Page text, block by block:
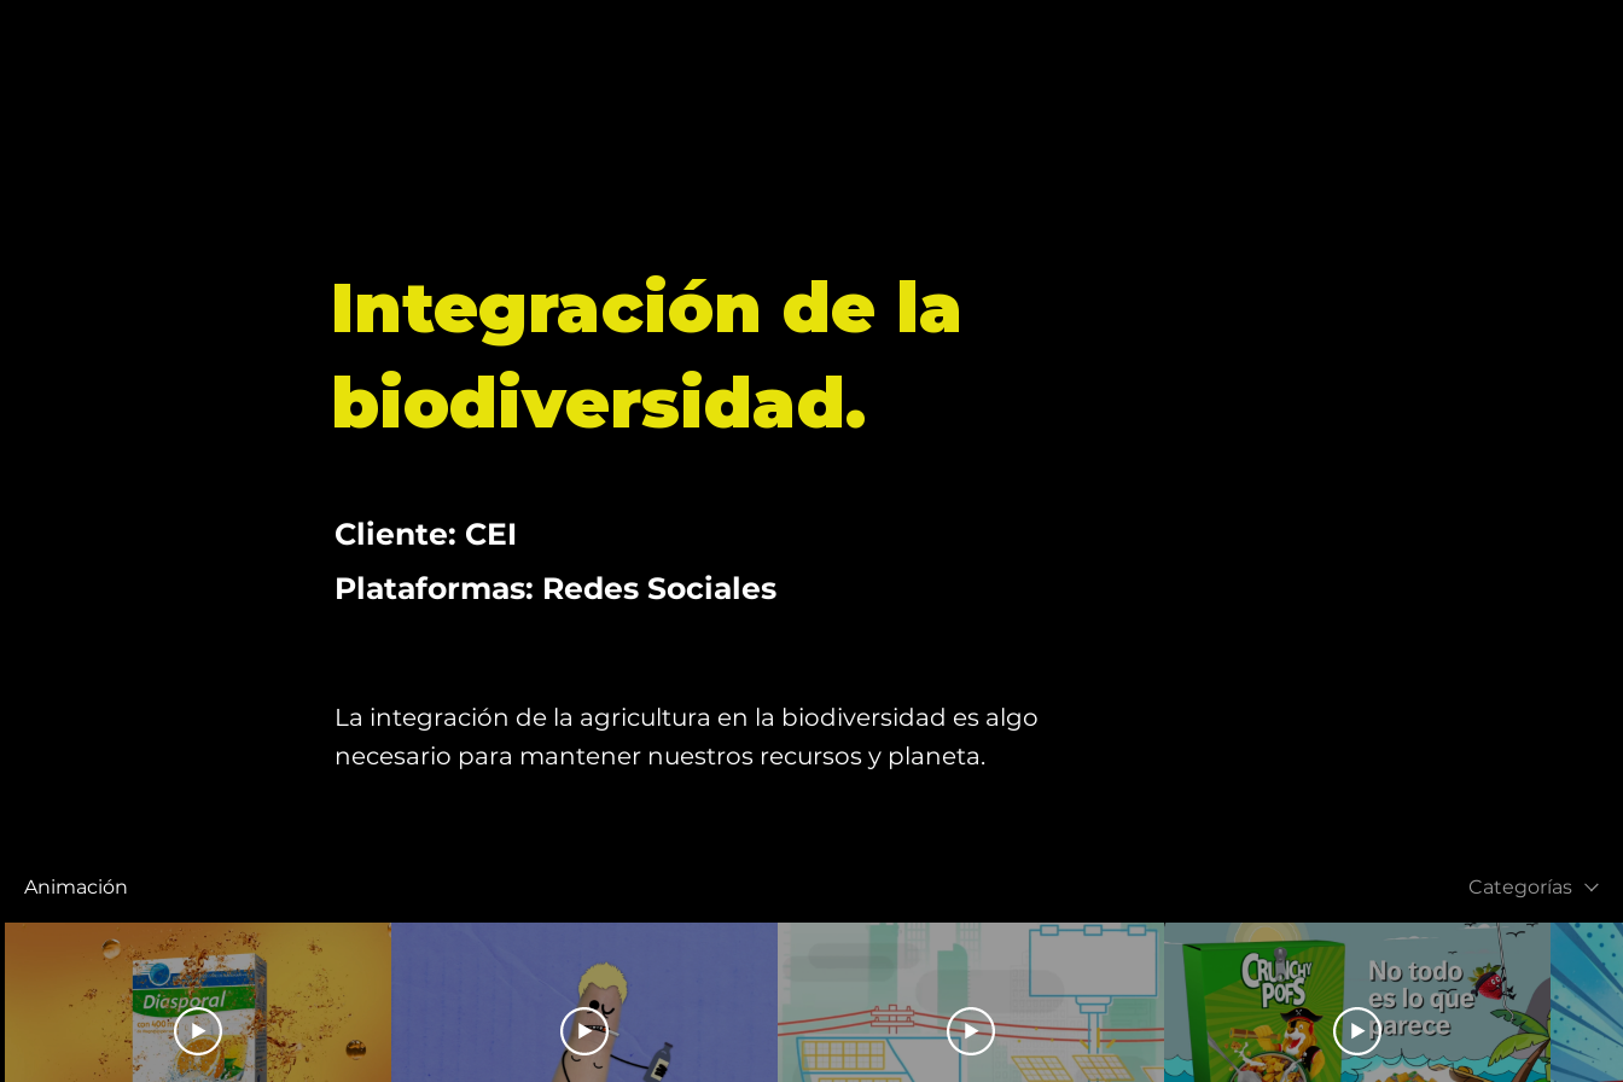
Integración de la
biodiversidad.
Cliente: CEI
Plataformas: Redes Sociales
La integración de la agricultura en la biodiversidad es algo
necesario para mantener nuestros recursos y planeta.
Animación Categorías